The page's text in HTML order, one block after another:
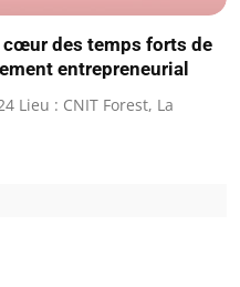
cœur des temps forts de
entrepreneurial
Lieu : CNIT Forest, La